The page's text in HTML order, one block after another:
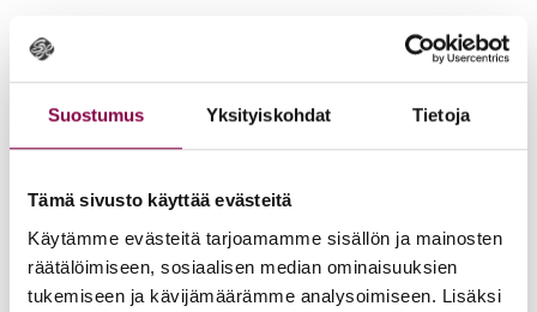
Suostumus Yksityiskohdat Tietoja
Tämä sivusto käyttää evästeitä
Käytämme evästeitä tarjoamamme sisällön ja mainosten
räätälöimiseen, sosiaalisen median ominaisuuksien
tukemiseen ja kävijämäärämme analysoimiseen. Lisäksi